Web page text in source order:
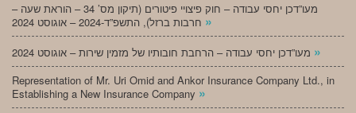
מעו”דכן יחסי עבודה – חוק פיצויי פיטורים (תיקון מס’ 34 – הוראת שעה –
»
»
Representation of Mr. Uri Omid and Ankor Insurance Company Ltd., in
Establishing a New Insurance Company »